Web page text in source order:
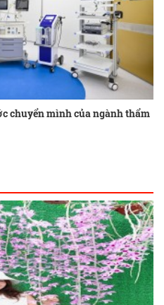
chuyển mình của ngành thẩm